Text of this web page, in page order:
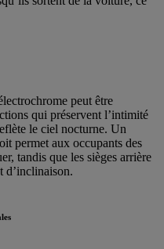
peut être
qui préservent l’intimité
le ciel nocturne. Un
permet aux occupants des
tandis que les sièges arrière
d’inclinaison.